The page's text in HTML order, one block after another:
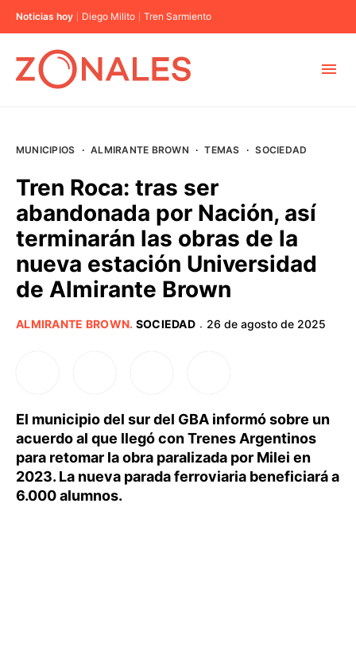
Noticias hoy Diego Milito Tren Sarmiento
BUENOS AIRES
PROVINCIAS
MUNICIPIOS · ALMIRANTE BROWN · TEMAS · SOCIEDAD
Tren Roca: tras ser
abandonada por Nación, así
terminarán las obras de la
nueva estación Universidad
de Almirante Brown
ALMIRANTE BROWN. SOCIEDAD · 26 de agosto de 2025
El municipio del sur del GBA informó sobre un
acuerdo al que llegó con Trenes Argentinos
para retomar la obra paralizada por Milei en
2023. La nueva parada ferroviaria beneficiará a
6.000 alumnos.